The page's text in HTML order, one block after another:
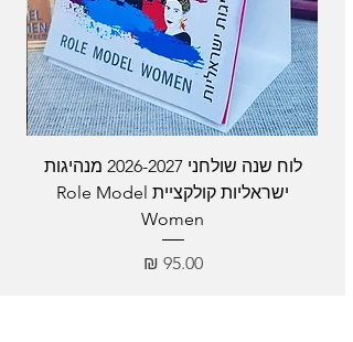
לוח שנה שולחני 2026-2027 מנהיגות
ישראליות קולקציית Role Model
Women
מחיר‏95.00 ‏₪